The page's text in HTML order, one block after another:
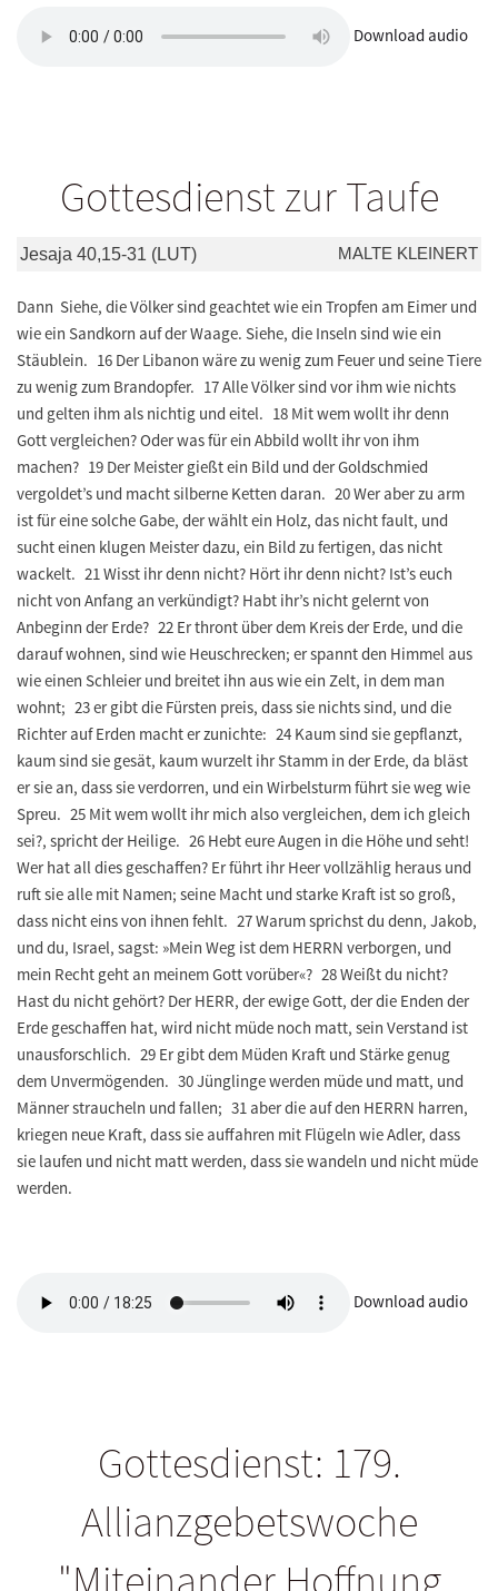
Download audio
Gottesdienst zur Taufe
Jesaja 40,15-31 (LUT) MALTE KLEINERT
Dann Siehe, die Völker sind geachtet wie ein Tropfen am Eimer und
wie ein Sandkorn auf der Waage. Siehe, die Inseln sind wie ein
Stäublein. 16 Der Libanon wäre zu wenig zum Feuer und seine Tiere
zu wenig zum Brandopfer. 17 Alle Völker sind vor ihm wie nichts
und gelten ihm als nichtig und eitel. 18 Mit wem wollt ihr denn
Gott vergleichen? Oder was für ein Abbild wollt ihr von ihm
machen? 19 Der Meister gießt ein Bild und der Goldschmied
vergoldet’s und macht silberne Ketten daran. 20 Wer aber zu arm
ist für eine solche Gabe, der wählt ein Holz, das nicht fault, und
sucht einen klugen Meister dazu, ein Bild zu fertigen, das nicht
wackelt. 21 Wisst ihr denn nicht? Hört ihr denn nicht? Ist’s euch
nicht von Anfang an verkündigt? Habt ihr’s nicht gelernt von
Anbeginn der Erde? 22 Er thront über dem Kreis der Erde, und die
darauf wohnen, sind wie Heuschrecken; er spannt den Himmel aus
wie einen Schleier und breitet ihn aus wie ein Zelt, in dem man
wohnt; 23 er gibt die Fürsten preis, dass sie nichts sind, und die
Richter auf Erden macht er zunichte: 24 Kaum sind sie gepflanzt,
kaum sind sie gesät, kaum wurzelt ihr Stamm in der Erde, da bläst
er sie an, dass sie verdorren, und ein Wirbelsturm führt sie weg wie
Spreu. 25 Mit wem wollt ihr mich also vergleichen, dem ich gleich
sei?, spricht der Heilige. 26 Hebt eure Augen in die Höhe und seht!
Wer hat all dies geschaffen? Er führt ihr Heer vollzählig heraus und
ruft sie alle mit Namen; seine Macht und starke Kraft ist so groß,
dass nicht eins von ihnen fehlt. 27 Warum sprichst du denn, Jakob,
und du, Israel, sagst: »Mein Weg ist dem HERRN verborgen, und
mein Recht geht an meinem Gott vorüber«? 28 Weißt du nicht?
Hast du nicht gehört? Der HERR, der ewige Gott, der die Enden der
Erde geschaffen hat, wird nicht müde noch matt, sein Verstand ist
unausforschlich. 29 Er gibt dem Müden Kraft und Stärke genug
dem Unvermögenden. 30 Jünglinge werden müde und matt, und
Männer straucheln und fallen; 31 aber die auf den HERRN harren,
kriegen neue Kraft, dass sie auffahren mit Flügeln wie Adler, dass
sie laufen und nicht matt werden, dass sie wandeln und nicht müde
werden.
Download audio
Gottesdienst: 179.
Allianzgebetswoche
"Miteinander Hoffnung